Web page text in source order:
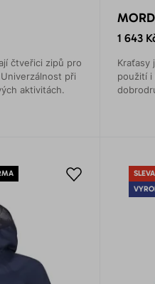
čtveřici zipů pro
při
aktivitách.
1 643
Kraťasy
použití i